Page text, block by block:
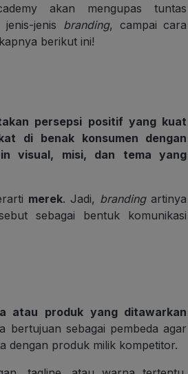
akan mengupas tuntas
jenis branding, campai cara
berikut ini!
persepsi positif yang kuat
di benak konsumen dengan
visual, misi, dan tema yang
merek. Jadi, brandingartinya
sebagai bentuk komunikasi
atau produk yang ditawarkan
bertujuan sebagai pembeda agar
dengan produk milik kompetitor.